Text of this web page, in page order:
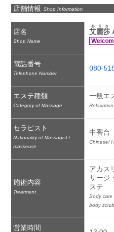
店舗情報 Shop Information
店名
Shop Name
艾麗莎
ありさ
電話番号
Telephone Number
080-
エステ種類
Category of Massage
一般エ
セラピスト
Nationality of Massagist /
masseuse
中香台
Chinese/
施術内容
Treatment
アカス
サージ
ステ
Body care
body
営業時間